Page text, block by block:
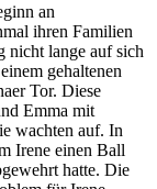
an
ihren Familien
nicht lange auf sich
gehaltenen
Tor. Diese
Emma mit
wachten auf. In
Irene einen Ball
hatte. Die